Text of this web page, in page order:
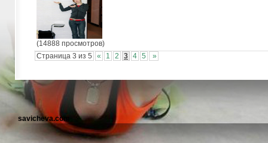
(14888 просмотров)
Страница 3 из 5
« 1 2 3 4 5 »
savicheva.com